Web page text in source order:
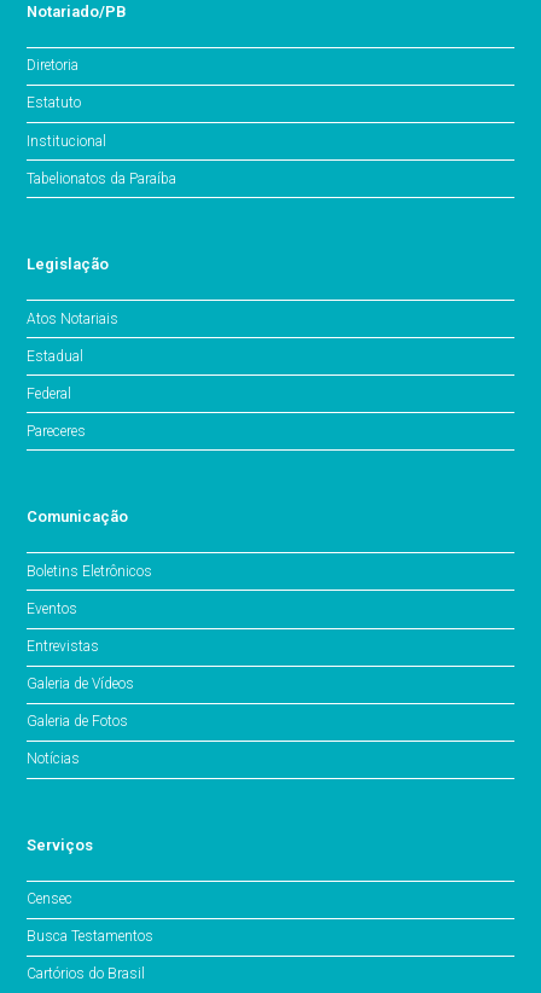
Notariado/PB
Diretoria
Estatuto
Institucional
Tabelionatos da Paraíba
Legislação
Atos Notariais
Estadual
Federal
Pareceres
Comunicação
Boletins Eletrônicos
Eventos
Entrevistas
Galeria de Vídeos
Galeria de Fotos
Notícias
Serviços
Censec
Busca Testamentos
Cartórios do Brasil